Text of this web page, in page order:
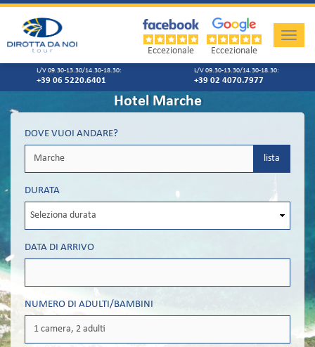
Toggle
Eccezionale Eccezionale
L/V 09.30-13.30/14.30-18.30:
+39 06 5220.6401
L/V 09.30-13.30/14.30-18.30:
+39 02 4070.7977
Hotel Marche
DOVE VUOI ANDARE?
lista
DURATA
DATA DI ARRIVO
NUMERO DI ADULTI/BAMBINI